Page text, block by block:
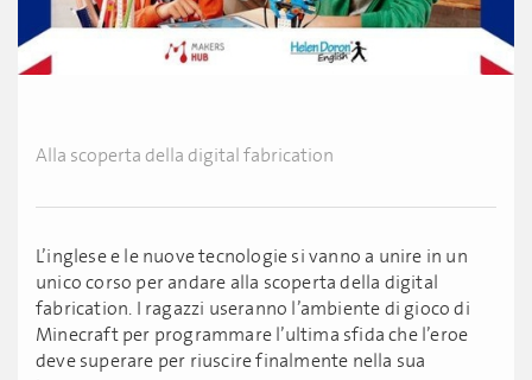
Alla scoperta della digital fabrication
L’inglese e le nuove tecnologie si vanno a unire in un
unico corso per andare alla scoperta della digital
fabrication. I ragazzi useranno l’ambiente di gioco di
Minecraft per programmare l’ultima sfida che l’eroe
deve superare per riuscire finalmente nella sua